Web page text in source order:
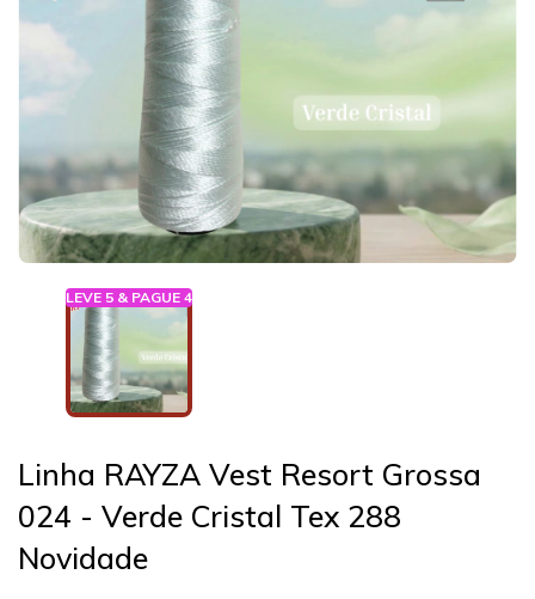
LEVE 5 & PAGUE 4
Linha RAYZA Vest Resort Grossa
024 - Verde Cristal Tex 288
Novidade